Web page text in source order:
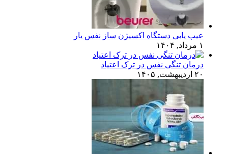
عیب یابی دستگاه اکسیژن ساز نفس یار
۱ مرداد, ۱۴۰۴
درمان تنگی نفس در ترک اعتیاد
۲۰ اردیبهشت, ۱۴۰۵